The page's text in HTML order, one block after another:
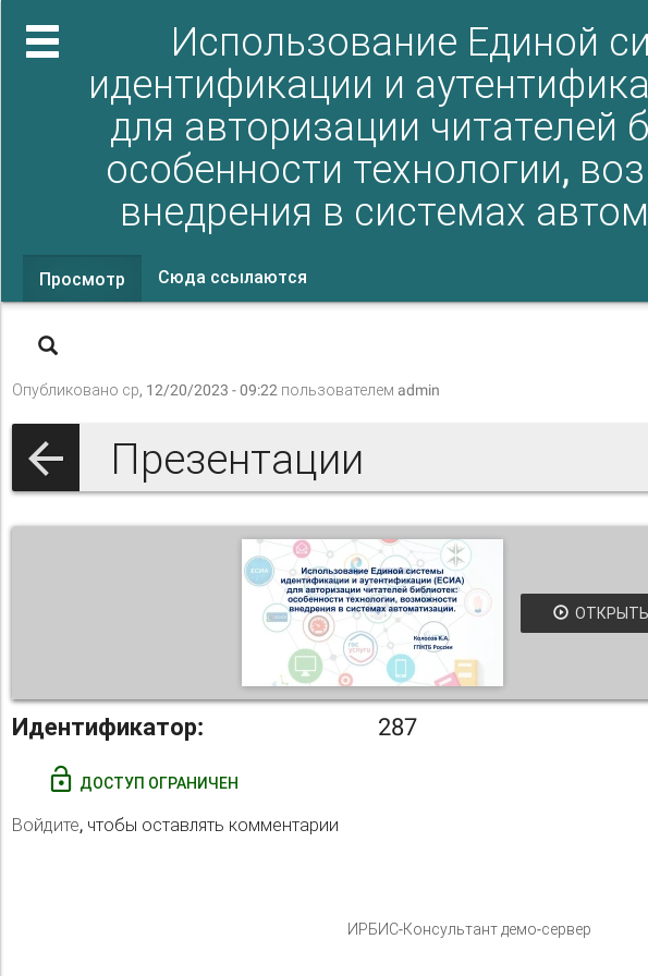
Использование Единой
идентификации и
для авторизации читателей
особенности технологии,
внедрения в системах
Главные вкладки
Просмотр (активная
вкладка)
Сюда ссылаются
Опубликовано ср, 12/20/2023 - 09:22 пользователем admin
Презентации
ОТКРЫТЬ
Идентификатор: 287
ДОСТУП ОГРАНИЧЕН
Войдите, чтобы оставлять комментарии
ИРБИС-Консультант демо-сервер